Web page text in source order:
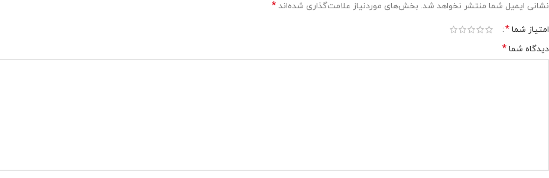
نشانی ایمیل شما منتشر نخواهد شد. بخش‌های موردنیاز علامت‌گذاری شده‌اند *
امتیاز شما *
دیدگاه شما *